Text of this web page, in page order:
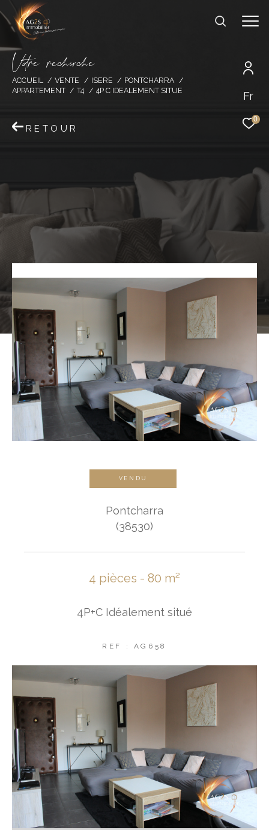
Fr
0
Vore recece
ACCUEIL VENTE ISERE
PONTCHARRA
APPARTEMENT
T4 4P C IDEALEMENT SITUE
RETOUR
VENDU
Pontcharra
(38530)
4 pièces - 80 m²
4P+C Idéalement situé
REF : AG658